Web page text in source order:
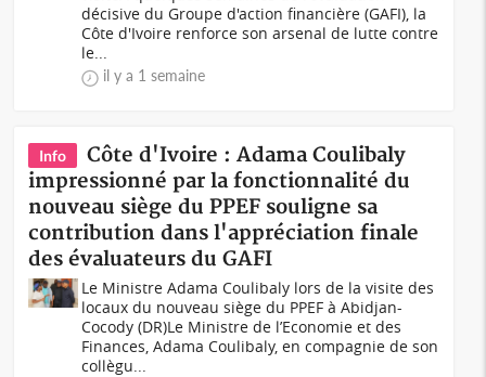
décisive du Groupe d'action financière (GAFI), la
Côte d'Ivoire renforce son arsenal de lutte contre
le...
il y a 1 semaine
Info
Côte d'Ivoire : Adama Coulibaly
impressionné par la fonctionnalité du
nouveau siège du PPEF souligne sa
contribution dans l'appréciation finale
des évaluateurs du GAFI
Le Ministre Adama Coulibaly lors de la visite des
locaux du nouveau siège du PPEF à Abidjan-
Cocody (DR)Le Ministre de l’Economie et des
Finances, Adama Coulibaly, en compagnie de son
collègu...